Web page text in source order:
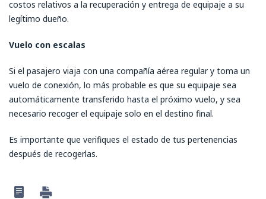
costos relativos a la recuperación y entrega de equipaje a su
legítimo dueño.
Vuelo con escalas
Si el pasajero viaja con una compañía aérea regular y toma un
vuelo de conexión, lo más probable es que su equipaje sea
automáticamente transferido hasta el próximo vuelo, y sea
necesario recoger el equipaje solo en el destino final.
Es importante que verifiques el estado de tus pertenencias
después de recogerlas.